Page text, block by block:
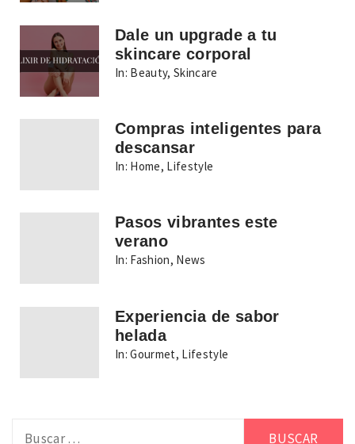
Dale un upgrade a tu
skincare corporal
In: Beauty,Skincare
Compras inteligentes para
descansar
In: Home, Lifestyle
Pasos vibrantes este
verano
In: Fashion, News
Experiencia de sabor
helada
In: Gourmet, Lifestyle